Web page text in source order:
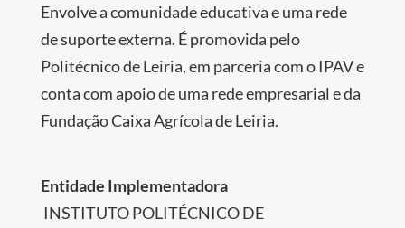
Envolve a comunidade educativa e uma rede
de suporte externa. É promovida pelo
Politécnico de Leiria, em parceria com o IPAV e
conta com apoio de uma rede empresarial e da
Fundação Caixa Agrícola de Leiria.
Entidade Implementadora
INSTITUTO POLITÉCNICO DE